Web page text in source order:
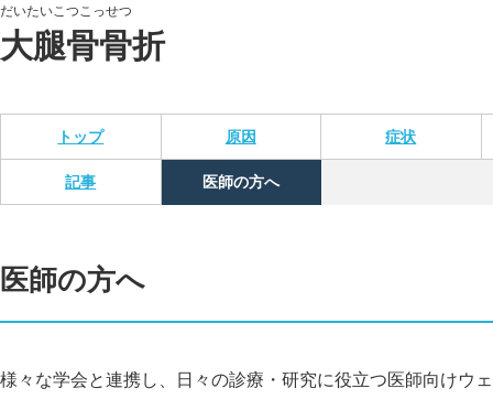
だいたいこつこっせつ
大腿骨骨折
トップ 原因 症状
記事 医師の方へ
医師の方へ
様々な学会と連携し、日々の診療・研究に役立つ医師向けウ